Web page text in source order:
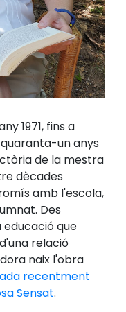
1971, fins a
un anys
de la mestra
dècades
amb l'escola,
Des
que
relació
naix l'obra
recentment
Sensat.